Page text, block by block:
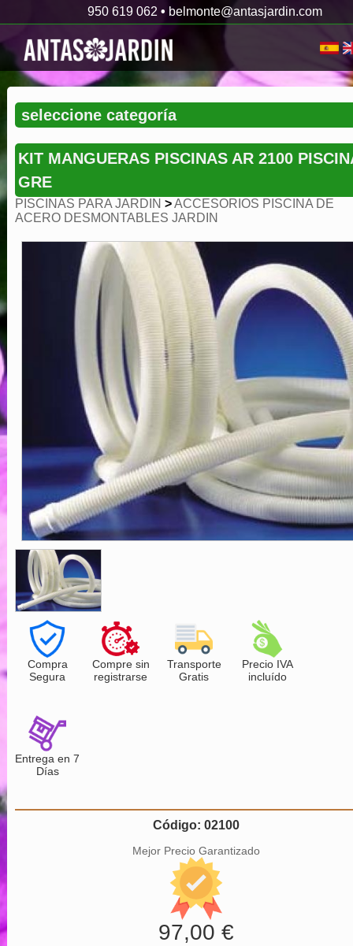
950 619 062 • belmonte@antasjardin.com
KIT MANGUERAS PISCINAS AR 2100
GRE
PISCINAS PARA JARDIN > ACCESORIOS PISCINA DE
ACERO DESMONTABLES JARDIN
Compra
Segura
Compre sin
registrarse
Transporte
Gratis
Precio IVA
incluído
Entrega en 7
Días
Código: 02100
Mejor Precio Garantizado
97,00 €